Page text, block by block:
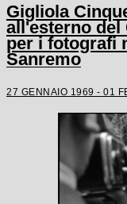
Gigliola
all'esterno del
per i fotografi
Sanremo
27 GENNAIO 1969 - 01